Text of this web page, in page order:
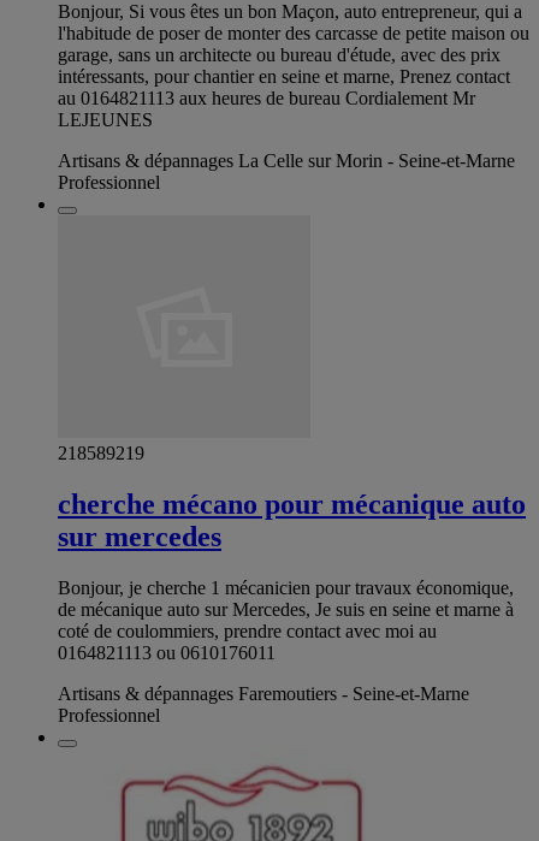
Bonjour, Si vous êtes un bon Maçon, auto entrepreneur, qui a
l'habitude de poser de monter des carcasse de petite maison ou
garage, sans un architecte ou bureau d'étude, avec des prix
intéressants, pour chantier en seine et marne, Prenez contact
au 0164821113 aux heures de bureau Cordialement Mr
LEJEUNES
Artisans & dépannages La Celle sur Morin - Seine-et-Marne
Professionnel
218589219
cherche mécano pour mécanique auto
sur mercedes
Bonjour, je cherche 1 mécanicien pour travaux économique,
de mécanique auto sur Mercedes, Je suis en seine et marne à
coté de coulommiers, prendre contact avec moi au
0164821113 ou 0610176011
Artisans & dépannages Faremoutiers - Seine-et-Marne
Professionnel